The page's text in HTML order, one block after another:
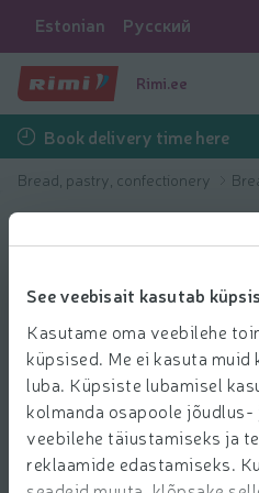
See veebisait kasutab
Kasutame oma veebilehe
küpsised. Me ei kasuta
luba. Küpsiste lubamisel
kolmanda osapoole
veebilehe täiustamiseks ja
reklaamide edastamiseks.
Estonian Русский
Rimi.ee
Book delivery time here
Bread, pastry, confectionery